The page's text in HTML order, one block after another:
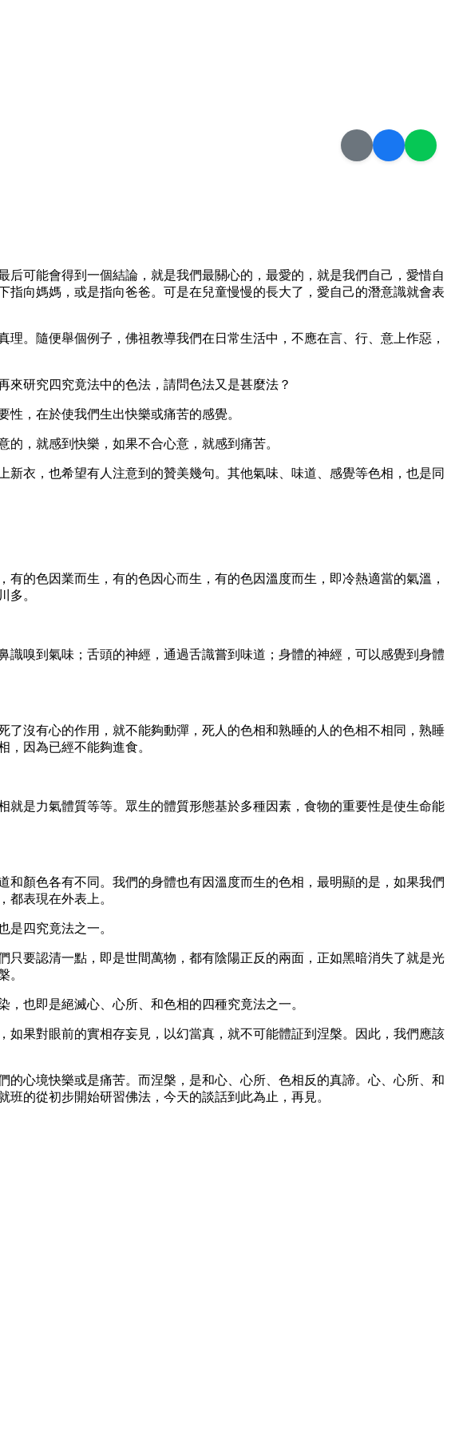
可能會得到一個結論，就是我們最關心的，最愛的，就是我們自己，愛惜自
向媽媽，或是指向爸爸。可是在兒童慢慢的長大了，愛自己的潛意識就會表
。隨便舉個例子，佛祖教導我們在日常生活中，不應在言、行、意上作惡，
研究四究竟法中的色法，請問色法又是甚麼法？
，在於使我們生出快樂或痛苦的感覺。
，就感到快樂，如果不合心意，就感到痛苦。
衣，也希望有人注意到的贊美幾句。其他氣味、味道、感覺等色相，也是同
的色因業而生，有的色因心而生，有的色因溫度而生，即冷熱適當的氣溫，
多。
嗅到氣味；舌頭的神經，通過舌識嘗到味道；身體的神經，可以感覺到身體
沒有心的作用，就不能夠動彈，死人的色相和熟睡的人的色相不相同，熟睡
因為已經不能夠進食。
是力氣體質等等。眾生的體質形態基於多種因素，食物的重要性是使生命能
顏色各有不同。我們的身體也有因溫度而生的色相，最明顯的是，如果我們
都表現在外表上。
是四究竟法之一。
要認清一點，即是世間萬物，都有陰陽正反的兩面，正如黑暗消失了就是光
。
也即是絕滅心、心所、和色相的四種究竟法之一。
果對眼前的實相存妄見，以幻當真，就不可能體証到涅槃。因此，我們應該
心境快樂或是痛苦。而涅槃，是和心、心所、色相反的真諦。心、心所、和
的從初步開始研習佛法，今天的談話到此為止，再見。